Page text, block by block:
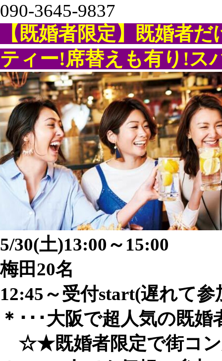
090-3645-9837
【既婚者限定】既婚者
ティー!席替えも有り!ス
5/30(土)13:00～15:00
梅田20名
12:45～受付start(遅れて
＊･･･大阪で超人気の既婚
☆★既婚者限定で街コ